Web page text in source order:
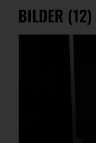
BILDER (12)